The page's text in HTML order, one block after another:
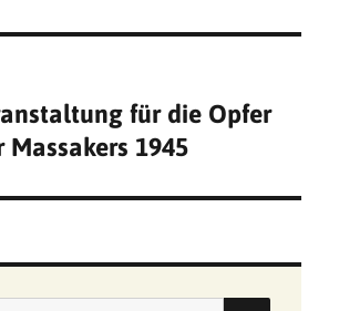
für die Opfer
Massakers 1945